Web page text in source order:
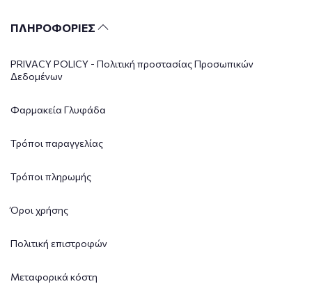
ΠΛΗΡΟΦΟΡΙΕΣ
PRIVACY POLICY - Πολιτική προστασίας Προσωπικών
Δεδομένων
Φαρμακεία Γλυφάδα
Τρόποι παραγγελίας
Τρόποι πληρωμής
Όροι χρήσης
Πολιτική επιστροφών
Μεταφορικά κόστη